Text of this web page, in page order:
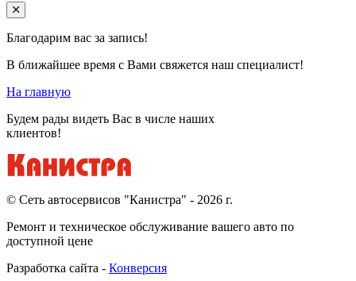
Благодарим вас за запись!
В ближайшее время с Вами свяжется наш специалист!
На главную
Будем рады видеть Вас в числе наших
клиентов!
© Cеть автосервисов "Канистра" - 2026 г.
Ремонт и техническое обслуживание вашего авто по
доступной цене
Разработка сайта - Конверсия